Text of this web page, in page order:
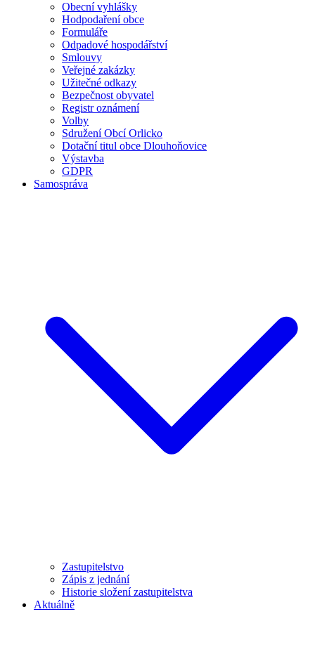
Obecní vyhlášky
Hodpodaření obce
Formuláře
Odpadové hospodářství
Smlouvy
Veřejné zakázky
Užitečné odkazy
Bezpečnost obyvatel
Registr oznámení
Volby
Sdružení Obcí Orlicko
Dotační titul obce Dlouhoňovice
Výstavba
GDPR
Samospráva
Zastupitelstvo
Zápis z jednání
Historie složení zastupitelstva
Aktuálně